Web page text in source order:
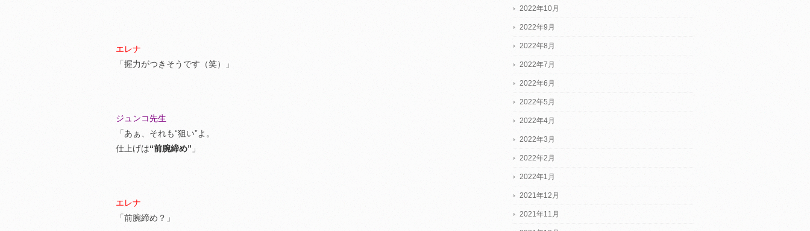
エレナ
「握力がつきそうです（笑）」
ジュンコ先生
「あぁ、それも“狙い”よ。
仕上げは“前腕締め” 」
エレナ
「前腕締め？」
2022年10月
2022年9月
2022年8月
2022年7月
2022年6月
2022年5月
2022年4月
2022年3月
2022年2月
2022年1月
2021年12月
2021年11月